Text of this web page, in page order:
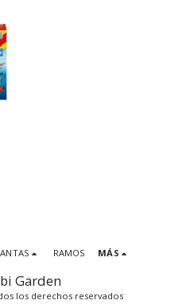
Garden
los derechos reservados
RAMOS MÁS